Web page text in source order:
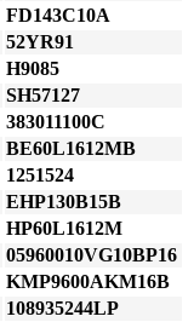
FD143C10A
52YR91
H9085
SH57127
383011100C
BE60L1612MB
1251524
EHP130B15B
HP60L1612M
05960010VG10BP16
KMP9600AKM16B
108935244LP